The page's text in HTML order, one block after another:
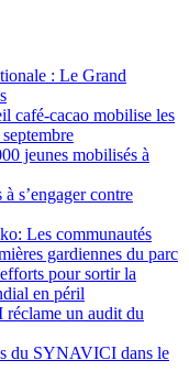
: Le Grand
café-cacao mobilise les
jeunes mobilisés à
s’engager contre
Les communautés
gardiennes du parc
pour sortir la
en péril
un audit du
du SYNAVICI dans le